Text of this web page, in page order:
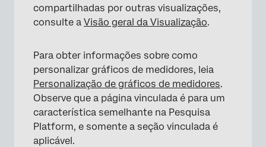
compartilhadas por outras visualizações,
consulte a Visão geral da Visualização.
Para obter informações sobre como
personalizar gráficos de medidores, leia
Personalização de gráficos de medidores.
Observe que a página vinculada é para um
característica semelhante na Pesquisa
Platform, e somente a seção vinculada é
aplicável.